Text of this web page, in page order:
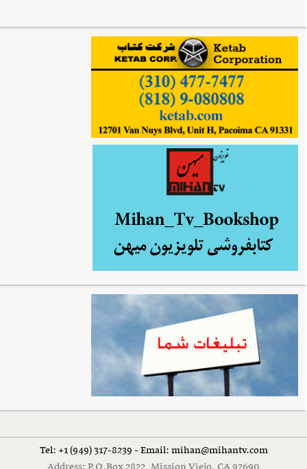
Tel: +1 (949) 317-8239 - Email: mihan@mihantv.com